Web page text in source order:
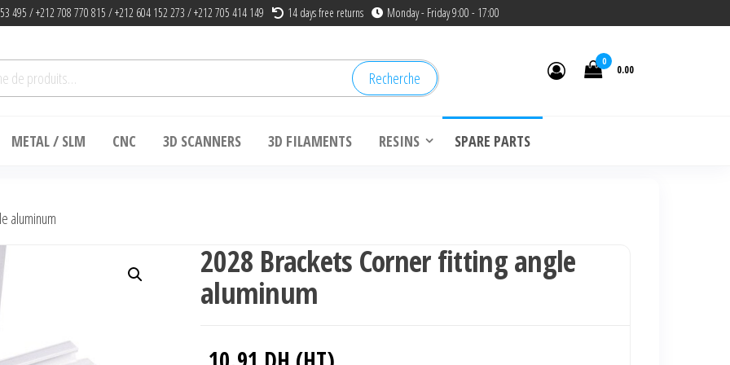
495 / +212 708 770 815 / +212 604 152 273 / +212 705 414 149 14 days free returns Monday - Friday 9:00 - 17:00
Recherche
0
0.00
METAL / SLM CNC 3D SCANNERS 3D FILAMENTS RESINS SPARE PARTS
aluminum
2028 Brackets Corner fitting angle
aluminum